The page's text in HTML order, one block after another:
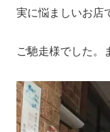
実に悩ましいお店
ご馳走様でした。